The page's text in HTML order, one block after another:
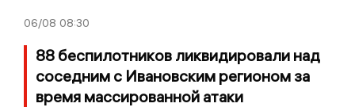
06/08 08:30
88 беспилотников ликвидировали над
соседним с Ивановским регионом за
время массированной атаки